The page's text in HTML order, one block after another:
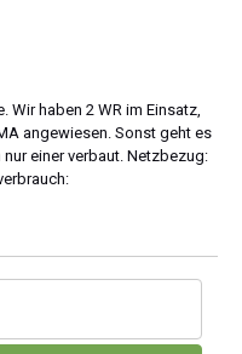
haben 2 WR im Einsatz,
angewiesen. Sonst geht es
einer verbaut. Netzbezug: